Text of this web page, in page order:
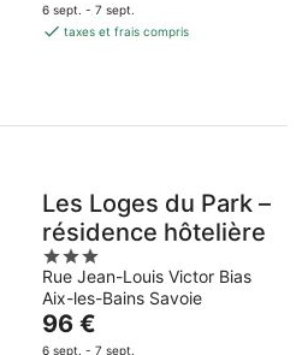
5
est
nuit
6 sept. - 7 sept.
taxes et frais compris
Les Loges du Park –
résidence hôtelière
3
out
of
5
Rue Jean-Louis Victor Bias
Aix-les-Bains Savoie
Le
prix
96 €
6 sept. - 7 sept.